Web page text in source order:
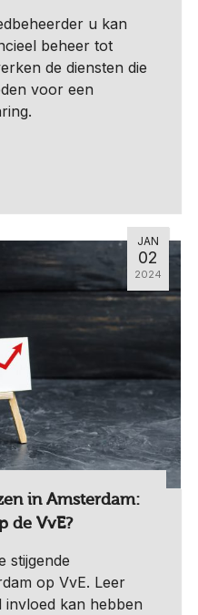
u kan
beheer tot
de diensten die
voor een
JAN
02
2024
in Amsterdam:
de VvE?
stijgende
op VvE. Leer
invloed kan hebben